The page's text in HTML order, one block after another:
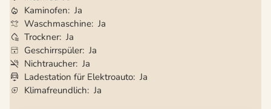
Kaminofen Ja
Waschmaschine Ja
Trockner Ja
Geschirrspüler Ja
Nichtraucher Ja
Ladestation für Elektroauto Ja
Klimafreundlich Ja